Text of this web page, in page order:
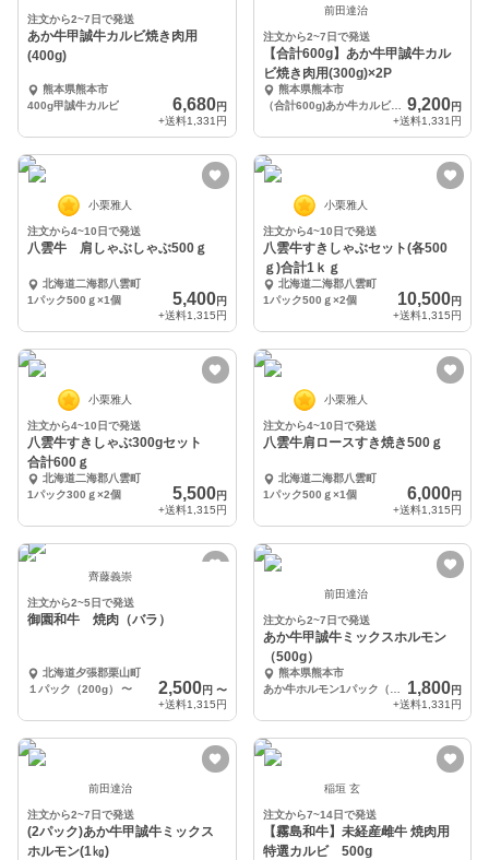
注文から2~7日で発送
あか牛甲誠牛カルビ焼き肉用
(400g)
熊本県熊本市
400g甲誠牛カルビ
6,680円
+送料1,331円
前田達治
注文から2~7日で発送
【合計600g】あか牛甲誠牛カル
ビ焼き肉用(300g)×2P
熊本県熊本市
（合計600g)あか牛カルビ300g×2P
9,200円
+送料1,331円
小栗雅人
注文から4~10日で発送
八雲牛 肩しゃぶしゃぶ500ｇ
北海道二海郡八雲町
1パック500ｇ×1個
5,400円
+送料1,315円
小栗雅人
注文から4~10日で発送
八雲牛すきしゃぶセット(各500
ｇ)合計1ｋｇ
北海道二海郡八雲町
1パック500ｇ×2個
10,500円
+送料1,315円
小栗雅人
注文から4~10日で発送
八雲牛すきしゃぶ300gセット
合計600ｇ
北海道二海郡八雲町
1パック300ｇ×2個
5,500円
+送料1,315円
小栗雅人
注文から4~10日で発送
八雲牛肩ロースすき焼き500ｇ
北海道二海郡八雲町
1パック500ｇ×1個
6,000円
+送料1,315円
齊藤義崇
注文から2~5日で発送
御園和牛 焼肉（バラ）
北海道夕張郡栗山町
１パック（200g）
〜 2,500円 〜
+送料1,315円
前田達治
注文から2~7日で発送
あか牛甲誠牛ミックスホルモン
（500g）
熊本県熊本市
1,800円
+送料1,331円
前田達治
注文から2~7日で発送
(2パック)あか牛甲誠牛ミックス
ホルモン(1㎏)
稲垣 玄
注文から7~14日で発送
【霧島和牛】未経産雌牛 焼肉用
特選カルビ 500g